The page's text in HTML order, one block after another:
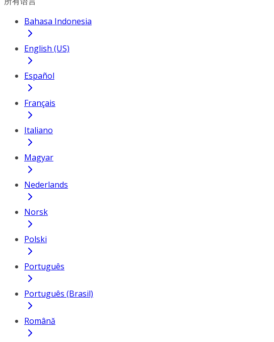
Bahasa Indonesia
English (US)
Español
Français
Italiano
Magyar
Nederlands
Norsk
Polski
Português
Português (Brasil)
Română